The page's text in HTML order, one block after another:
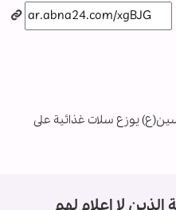
يوزع سلات غذائية على